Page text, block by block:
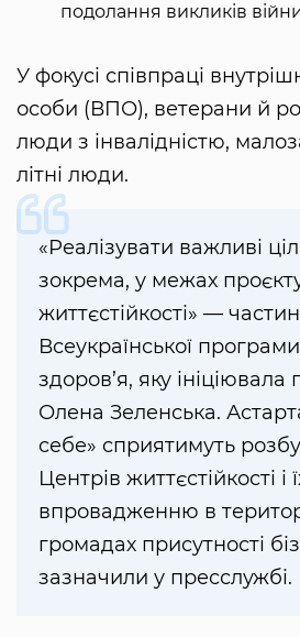
подолання викликів
У фокусі співпраці
особи (ВПО), ветерани й
люди з інвалідністю,
літні люди.
«Реалізувати важливі
зокрема, у межах
життєстійкості» —
Всеукраїнської
здоров’я, яку
Олена Зеленська.
себе» сприятимуть
Центрів життєстійкості і
впровадженню в
громадах присутності
зазначили у пресслужбі.